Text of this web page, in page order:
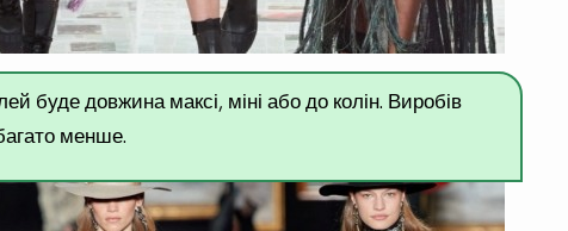
буде довжина максі, міні або до колін. Виробів
менше.